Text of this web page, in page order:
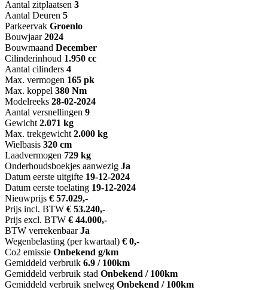
Aantal zitplaatsen 3
Aantal Deuren 5
Parkeervak Groenlo
Bouwjaar 2024
Bouwmaand December
Cilinderinhoud 1.950 cc
Aantal cilinders 4
Max. vermogen 165 pk
Max. koppel 380 Nm
Modelreeks 28-02-2024
Aantal versnellingen 9
Gewicht 2.071 kg
Max. trekgewicht 2.000 kg
Wielbasis 320 cm
Laadvermogen 729 kg
Onderhoudsboekjes aanwezig Ja
Datum eerste uitgifte 19-12-2024
Datum eerste toelating 19-12-2024
Nieuwprijs € 57.029,-
Prijs incl. BTW € 53.240,-
Prijs excl. BTW € 44.000,-
BTW verrekenbaar Ja
Wegenbelasting (per kwartaal) € 0,-
Co2 emissie Onbekend g/km
Gemiddeld verbruik 6.9 / 100km
Gemiddeld verbruik stad Onbekend / 100km
Gemiddeld verbruik snelweg Onbekend / 100km